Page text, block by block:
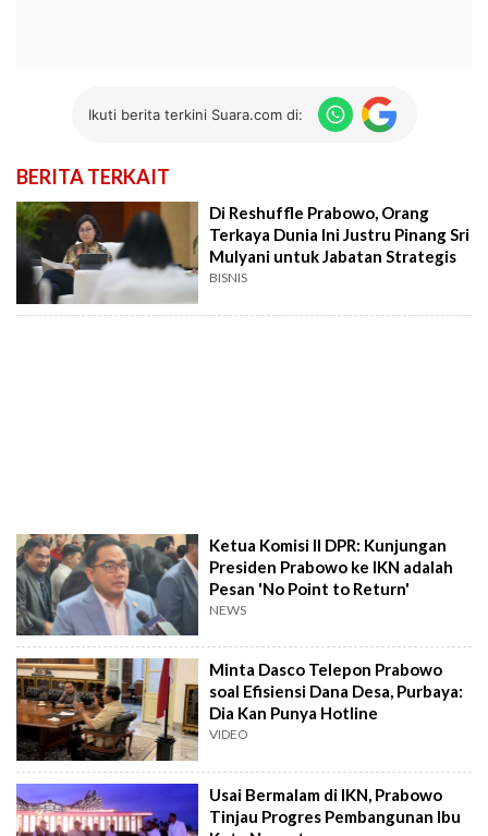
Ikuti berita terkini Suara.com di:
BERITA TERKAIT
Di Reshuffle Prabowo, Orang
Terkaya Dunia Ini Justru Pinang Sri
Mulyani untuk Jabatan Strategis
BISNIS
Ketua Komisi II DPR: Kunjungan
Presiden Prabowo ke IKN adalah
Pesan 'No Point to Return'
NEWS
Minta Dasco Telepon Prabowo
soal Efisiensi Dana Desa, Purbaya:
Dia Kan Punya Hotline
VIDEO
Usai Bermalam di IKN, Prabowo
Tinjau Progres Pembangunan Ibu